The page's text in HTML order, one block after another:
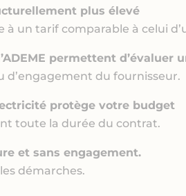
plus élevé
un tarif comparable à celui
permettent d’évaluer
d’engagement du fournisseur.
protège votre budget
toute la durée du contrat.
et sans engagement.
démarches.